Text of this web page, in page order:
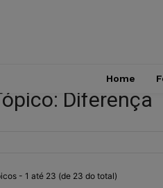
Home
Diferença
- 1 até 23 (de 23 do total)